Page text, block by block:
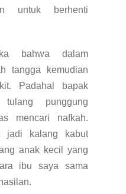
untuk berhenti
bahwa dalam
tangga kemudian
Padahal bapak
tulang punggung
mencari nafkah.
jadi kalang kabut
anak kecil yang
ibu saya sama